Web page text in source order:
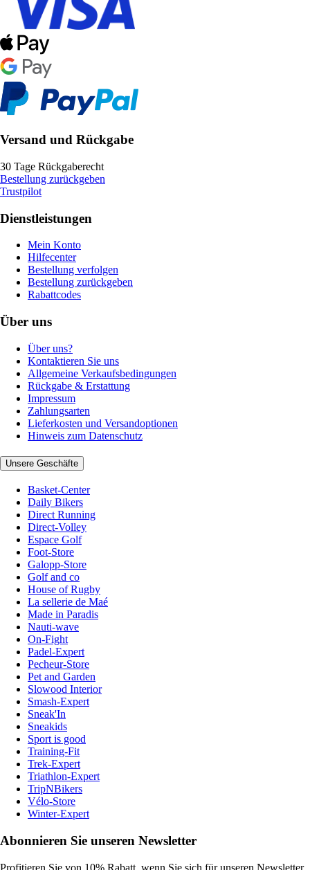
Versand und Rückgabe
30 Tage Rückgaberecht
Bestellung zurückgeben
Trustpilot
Dienstleistungen
Mein Konto
Hilfecenter
Bestellung verfolgen
Bestellung zurückgeben
Rabattcodes
Über uns
Über uns?
Kontaktieren Sie uns
Allgemeine Verkaufsbedingungen
Rückgabe & Erstattung
Impressum
Zahlungsarten
Lieferkosten und Versandoptionen
Hinweis zum Datenschutz
Unsere Geschäfte
Basket-Center
Daily Bikers
Direct Running
Direct-Volley
Espace Golf
Foot-Store
Galopp-Store
Golf and co
House of Rugby
La sellerie de Maé
Made in Paradis
Nauti-wave
On-Fight
Padel-Expert
Pecheur-Store
Pet and Garden
Slowood Interior
Smash-Expert
Sneak'In
Sneakids
Sport is good
Training-Fit
Trek-Expert
Triathlon-Expert
TripNBikers
Vélo-Store
Winter-Expert
Abonnieren Sie unseren Newsletter
Profitieren Sie von 10% Rabatt, wenn Sie sich für unseren Newsletter